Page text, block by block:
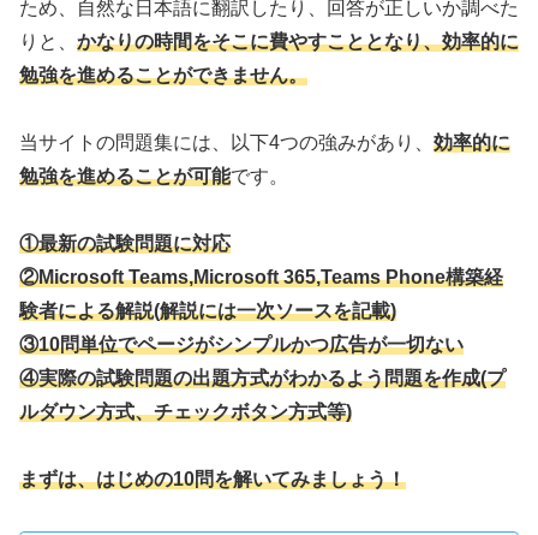
ため、自然な日本語に翻訳したり、回答が正しいか調べた
りと、 かなりの時間をそこに費やすこととなり、効率的に
勉強を進めることができません。
当サイトの問題集には、以下4つの強みがあり、 効率的に
勉強を進めることが可能です。
①最新の試験問題に対応
②Microsoft Teams,Microsoft 365,Teams Phone構築経
験者による解説(解説には一次ソースを記載)
③10問単位でページがシンプルかつ広告が一切ない
④実際の試験問題の出題方式がわかるよう問題を作成(プ
ルダウン方式、チェックボタン方式等)
まずは、はじめの10問を解いてみましょう！